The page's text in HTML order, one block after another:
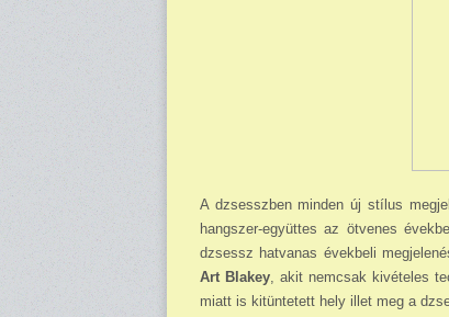
A dzsesszben minden új stílus
hangszer-együttes az ötvenes
dzsessz hatvanas évekbeli
Art Blakey , akit nemcsak kivételes
miatt is kitüntetett hely illet meg a